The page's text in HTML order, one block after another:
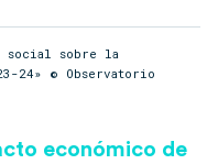
social sobre la
24» © Observatorio
económico de